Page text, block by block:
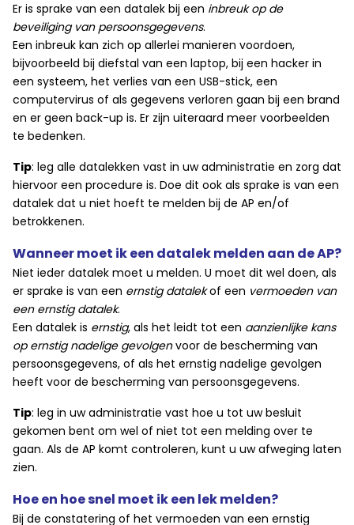
Er is sprake van een datalek bij een inbreuk op de
beveiliging van persoonsgegevens.
Een inbreuk kan zich op allerlei manieren voordoen,
bijvoorbeeld bij diefstal van een laptop, bij een hacker in
een systeem, het verlies van een USB-stick, een
computervirus of als gegevens verloren gaan bij een brand
en er geen back-up is. Er zijn uiteraard meer voorbeelden
te bedenken.
Tip: leg alle datalekken vast in uw administratie en zorg dat
hiervoor een procedure is. Doe dit ook als sprake is van een
datalek dat u niet hoeft te melden bij de AP en/of
betrokkenen.
Wanneer moet ik een datalek melden aan de AP?
Niet ieder datalek moet u melden. U moet dit wel doen, als
er sprake is van een ernstig datalekof een vermoeden van
een ernstig datalek.
Een datalek is ernstig, als het leidt tot een aanzienlijke kans
op ernstig nadelige gevolgenvoor de bescherming van
persoonsgegevens, of als het ernstig nadelige gevolgen
heeft voor de bescherming van persoonsgegevens.
Tip: leg in uw administratie vast hoe u tot uw besluit
gekomen bent om wel of niet tot een melding over te
gaan. Als de AP komt controleren, kunt u uw afweging laten
zien.
Hoe en hoe snel moet ik een lek melden?
Bij de constatering of het vermoeden van een ernstig